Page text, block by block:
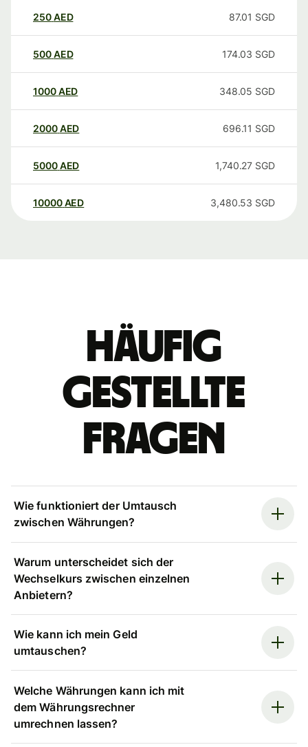
250AED 87.01 SGD
500AED 174.03 SGD
1000AED 348.05 SGD
2000AED 696.11 SGD
5000AED 1,740.27 SGD
10000 AED 3,480.53 SGD
Häufig
gestellte
Fragen
Wie funktioniert der Umtausch
zwischen Währungen?
Warum unterscheidet sich der
Wechselkurs zwischen einzelnen
Anbietern?
Wie kann ich mein Geld
umtauschen?
Welche Währungen kann ich mit
dem Währungsrechner
umrechnen lassen?